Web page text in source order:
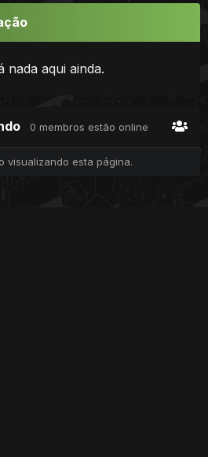
nada aqui ainda.
0 membros estão online
visualizando esta página.